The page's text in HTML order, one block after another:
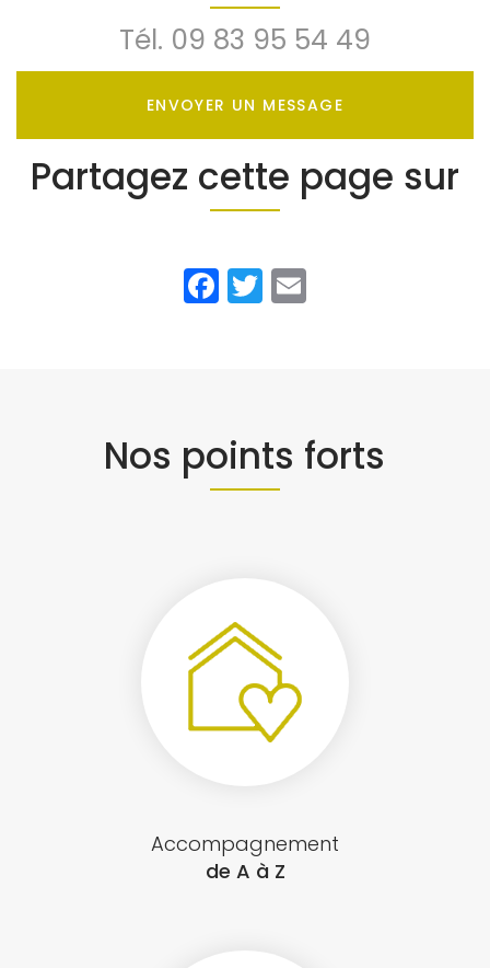
Tél. 09 83 95 54 49
ENVOYER UN MESSAGE
Partagez cette page sur
Facebook
Twitter
Nos points forts
Accompagnement
de A à Z